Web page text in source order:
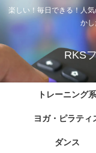
楽しい！毎日できる！人
か
RKS
トレーニング系
ヨガ・ピラティ
ダンス